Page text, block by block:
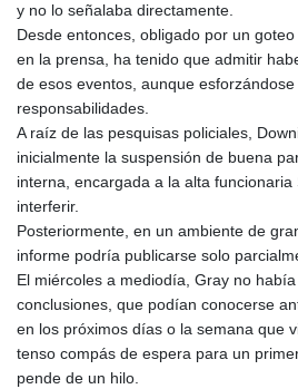
y no lo señalaba directamente.
Desde entonces, obligado por un
en la prensa, ha tenido que admitir
de esos eventos, aunque
responsabilidades.
A raíz de las pesquisas policiales,
inicialmente la suspensión de buena
interna, encargada a la alta funcionaria
interferir.
Posteriormente, en un ambiente de
informe podría publicarse solo
El miércoles a mediodía, Gray no
conclusiones, que podían conocerse
en los próximos días o la semana que
tenso compás de espera para un
pende de un hilo.